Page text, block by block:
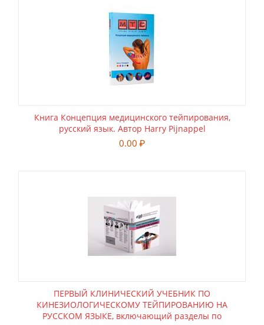
Книга Концепция медицинского тейпирования,
русский язык. Автор Harry Pijnappel
0.00 ₽
ПЕРВЫЙ КЛИНИЧЕСКИЙ УЧЕБНИК ПО
КИНЕЗИОЛОГИЧЕСКОМУ ТЕЙПИРОВАНИЮ НА
РУССКОМ ЯЗЫКЕ, включающий разделы по